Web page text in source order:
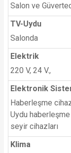
Salon ve
TV-Uydu
Salonda
Elektrik
220 V, 24 V.,
Elektronik
Haberleşme
Uydu
seyir cihazları
Klima